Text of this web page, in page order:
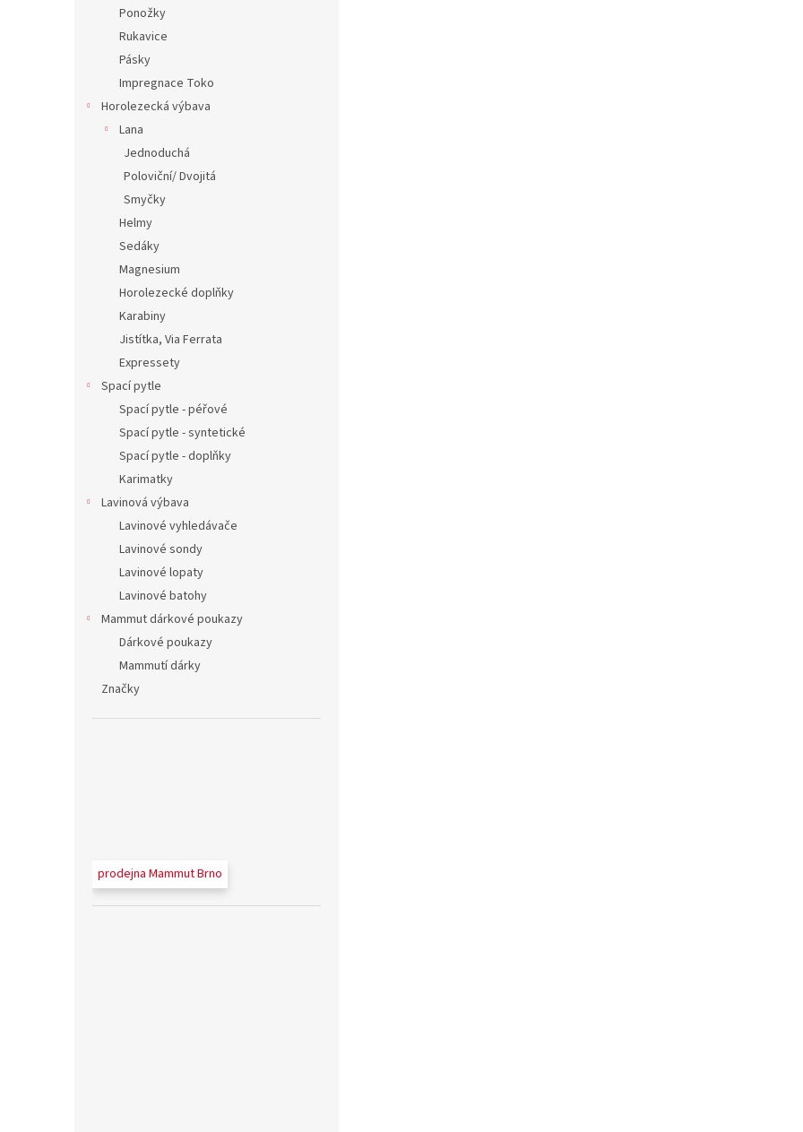
Ponožky
Rukavice
Pásky
Impregnace Toko
Horolezecká výbava
Lana
Jednoduchá
Poloviční/ Dvojitá
Smyčky
Helmy
Sedáky
Magnesium
Horolezecké doplňky
Karabiny
Jistítka, Via Ferrata
Expressety
Spací pytle
Spací pytle - péřové
Spací pytle - syntetické
Spací pytle - doplňky
Karimatky
Lavinová výbava
Lavinové vyhledávače
Lavinové sondy
Lavinové lopaty
Lavinové batohy
Mammut dárkové poukazy
Dárkové poukazy
Mammutí dárky
Značky
prodejna Mammut Brno